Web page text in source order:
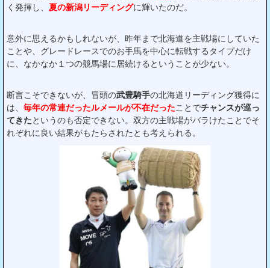
く発揮し、 夏の新潟リーディングに輝いたのだ。
意外に思えるかもしれないが、昨年まで北海道を主戦場にしていた
ことや、グレードレースでのお手馬を中心に転戦するタイプだけ
に、なかなか１つの競馬場に居続けるということが少ない。
断言こそできないが、冒頭の武豊騎手の北海道リーディング獲得に
は、 毎年の常連だったルメールが不在だったことでチャンスが巡っ
てきたというのも否定できない。双方の主戦場がバラけたことでそ
れぞれに良い結果がもたらされたとも考えられる。